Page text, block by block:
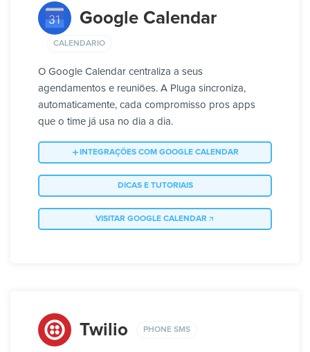
Google Calendar
CALENDARIO
O Google Calendar centraliza a seus
agendamentos e reuniões. A Pluga sincroniza,
automaticamente, cada compromisso pros apps
que o time já usa no dia a dia.
INTEGRAÇÕES COM GOOGLE CALENDAR
DICAS E TUTORIAIS
VISITAR GOOGLE CALENDAR
Twilio PHONE SMS